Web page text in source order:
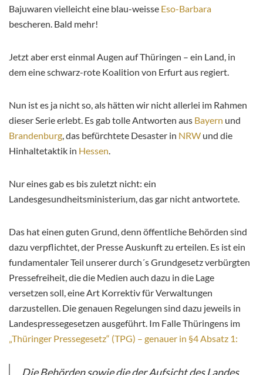
Bajuwaren vielleicht eine blau-weisse Eso-Barbara
bescheren. Bald mehr!
Jetzt aber erst einmal Augen auf Thüringen – ein Land, in
dem eine schwarz-rote Koalition von Erfurt aus regiert.
Nun ist es ja nicht so, als hätten wir nicht allerlei im Rahmen
dieser Serie erlebt. Es gab tolle Antworten aus Bayern und
Brandenburg, das befürchtete Desaster in NRW und die
Hinhaltetaktik in Hessen.
Nur eines gab es bis zuletzt nicht: ein
Landesgesundheitsministerium, das gar nicht antwortete.
Das hat einen guten Grund, denn öffentliche Behörden sind
dazu verpflichtet, der Presse Auskunft zu erteilen. Es ist ein
fundamentaler Teil unserer durch´s Grundgesetz verbürgten
Pressefreiheit, die die Medien auch dazu in die Lage
versetzen soll, eine Art Korrektiv für Verwaltungen
darzustellen. Die genauen Regelungen sind dazu jeweils in
Landespressegesetzen ausgeführt. Im Falle Thüringens im
„Thüringer Pressegesetz“ (TPG) – genauer in §4 Absatz 1:
Die Behörden sowie die der Aufsicht des Landes